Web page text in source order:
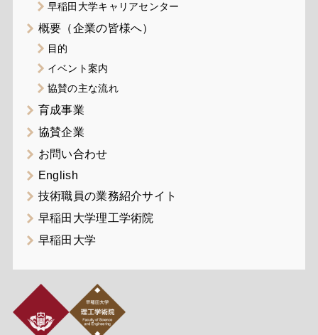
早稲田大学キャリアセンター
概要（企業の皆様へ）
目的
イベント案内
協賛の主な流れ
育成事業
協賛企業
お問い合わせ
English
技術職員の業務紹介サイト
早稲田大学理工学術院
早稲田大学